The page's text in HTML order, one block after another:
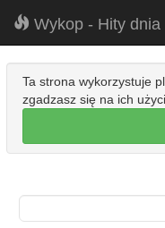
Wykop - Hity dnia
Ta strona wykorzystuje
zgadzasz się na ich